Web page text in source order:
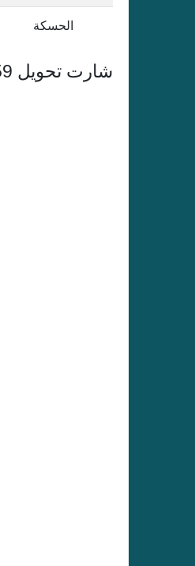
الحسكة
شارت تحويل 59 ليرة سورية إلى الدرهم الإماراتي